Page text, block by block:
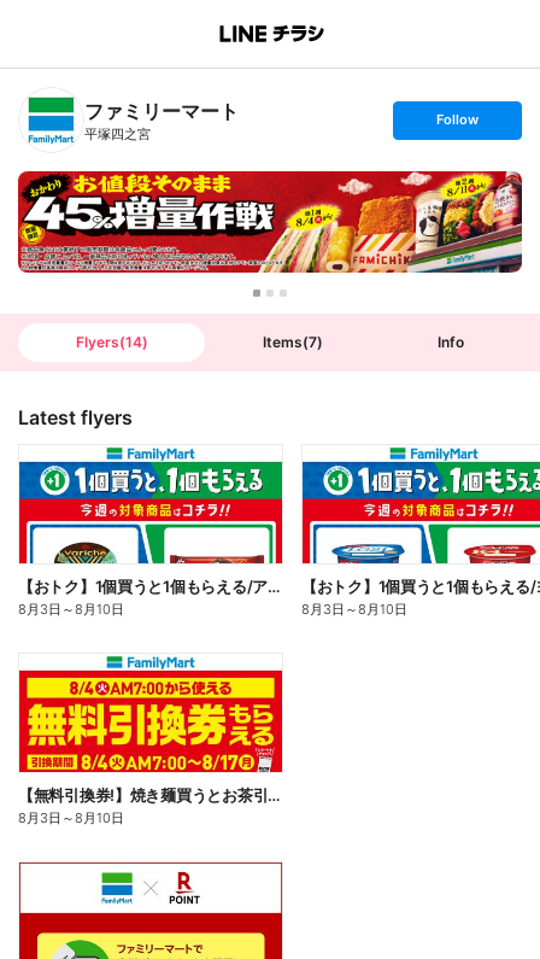
B
n
T
ファミリーマート
平塚四之宮
s
t
o
l
l
o
w
Follow
Flyers(14) Items(7) Info
Latest flyers
【おトク】1個買うと1個もらえる/アイス
8月3日 ～8月10日 8月3日 ～8月10日
【無料引換券!】焼き麺買うとお茶引換券貰える!
8月3日 ～8月10日